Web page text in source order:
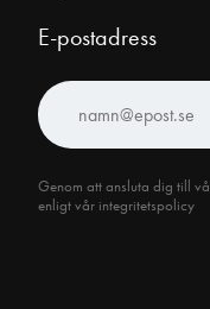
E-postadress
Genom att ansluta dig till
enligt vår integritetspolicy